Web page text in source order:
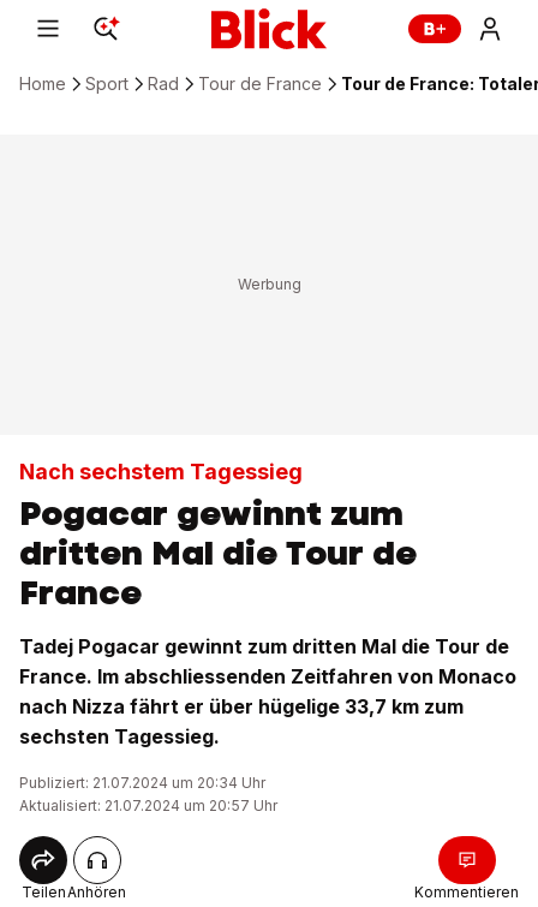
Home Sport Rad Tour de France Tour de France:
Nach sechstem Tagessieg
Pogacar gewinnt zum
dritten Mal die Tour de
France
Tadej Pogacar gewinnt zum dritten Mal die Tour de
France. Im abschliessenden Zeitfahren von Monaco
nach Nizza fährt er über hügelige 33,7 km zum
sechsten Tagessieg.
Publiziert: 21.07.2024 um 20:34 Uhr
Aktualisiert: 21.07.2024 um 20:57 Uhr
TeilenAnhören Kommentieren